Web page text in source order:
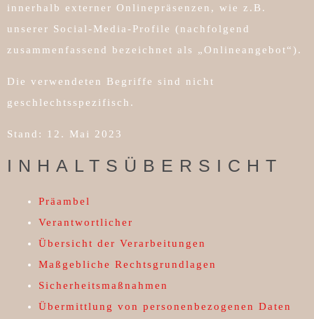
innerhalb externer Onlinepräsenzen, wie z.B.
unserer Social-Media-Profile (nachfolgend
zusammenfassend bezeichnet als „Onlineangebot“).
Die verwendeten Begriffe sind nicht
geschlechtsspezifisch.
Stand: 12. Mai 2023
INHALTSÜBERSICHT
Präambel
Verantwortlicher
Übersicht der Verarbeitungen
Maßgebliche Rechtsgrundlagen
Sicherheitsmaßnahmen
Übermittlung von personenbezogenen Daten